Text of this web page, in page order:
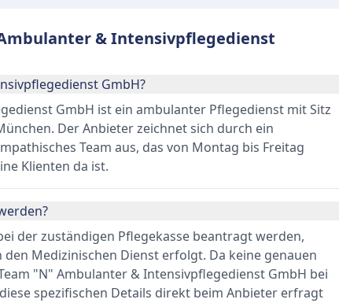
& Intensivpflegedienst
GmbH?
GmbH ist ein ambulanter Pflegedienst mit Sitz
Der Anbieter zeichnet sich durch ein
Team aus, das von Montag bis Freitag
Klienten da ist.
der zuständigen Pflegekasse beantragt werden,
Medizinischen Dienst erfolgt. Da keine genauen
"N" Ambulanter & Intensivpflegedienst GmbH bei
spezifischen Details direkt beim Anbieter erfragt